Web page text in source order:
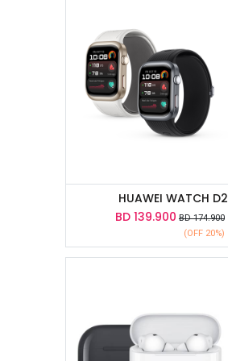
HUAWEI WATCH D2
BD 139.900 BD174.900
(20% OFF)